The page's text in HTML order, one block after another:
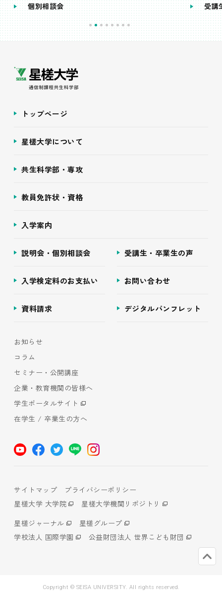
個別相談会 受講
トップページ
星槎大学について
共生科学部・専攻
教員免許状・資格
入学案内
説明会・個別相談会 受講生・卒業生の声
入学検定料のお支払い お問い合わせ
資料請求 デジタルパンフレット
お知らせ
コラム
セミナー・公開講座
企業・教育機関の皆様へ
学生ポータルサイト
在学生 / 卒業生の方へ
サイトマップ
プライバシーポリシー
星槎大学 大学院
星槎大学機関リポジトリ
星槎ジャーナル
星槎グループ
学校法人 国際学園
公益財団法人 世界こども財団
Copyright © SEISA UNIVERSITY. All rights reserved.